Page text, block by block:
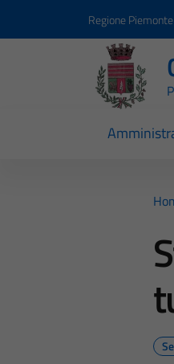
Regione Piemonte